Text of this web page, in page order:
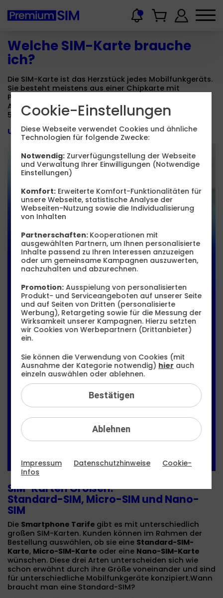
Welche SIM-Karte brauche
ich?
Die SIM-Karte ist das Herzstück jedes Mobilfunkgeräts.
Sie besteht meistens aus einer Chipkarte mit
Prozessor und Speicher und ermöglicht die
Anmeldung beim jeweiligen Tarifanbieter. Wer einen
5G-Tarif nutzen möchte, benötigt eine 5G SIM.
Unsere aktuelle Tarif-Empfehlung
Premium zum
besten Preis.
PREMIUM-DEAL
16 GB LTE
Allnet Flat
13,99€
1099
€ mtl.
Zu den Tarifen
SIM-Karten Größen:
Standard-SIM, Micro-SIM und Nano-
SIM
Die Smartphone Tarife gibt es mit unterschiedlich
großen SIM-Karten. Kunden können im Rahmen der
Bestellung auswählen, ob sie eine Standard-SIM-
Karte, Micro-SIM-Karte oder eine Nano-SIM-Karte
wünschen. Diese drei Arten unterscheiden sich wie
schon erwähnt durch ihre Größe voneinander und sind
für unterschiedliche Mobilfunkgeräte konzipiert.Wann
braucht man eine Standard-SIM?
Cookie-Einstellungen
Diese Webseite verwendet Cookies und ähnliche
Technologien für folgende Zwecke:
Notwendig: Zurverfügungstellung der Webseite
und Verwaltung Ihrer Einwilligungen (Notwendige
Einstellungen)
Komfort: Erweiterte Komfort-Funktionalitäten für
unsere Webseite, statistische Analyse der
Webseiten-Nutzung sowie die Individualisierung
von Inhalten
Partnerschaften: Kooperationen mit
ausgewählten Partnern, um Ihnen personalisierte
Inhalte passend zu Ihren Interessen anzuzeigen
oder um gemeinsame Kampagnen auszuwerten,
nachzuhalten und abzurechnen.
Promotion: Ausspielung von personalisierten
Produkt- und Serviceangeboten auf unserer Seite
und auf Seiten von Dritten (personalisierte
Werbung), Retargeting sowie für die Messung der
Wirksamkeit unserer Kampagnen. Hierzu setzten
wir Cookies von Werbepartnern (Drittanbieter)
ein.
Ablehnen
Sie können die Verwendung von Cookies (mit
Ausnahme der Kategorie notwendig) hier auch
einzeln auswählen oder ablehnen.
Bestätigen
Impressum Datenschutzhinweise
Cookie-
Infos